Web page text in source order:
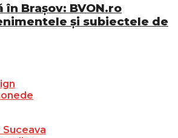
în Brașov: BVON.ro
și subiectele de